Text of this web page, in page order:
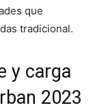
que
tradicional.
y carga
2023